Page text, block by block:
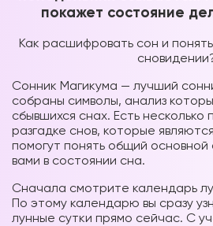
покажет состояние
Как расшифровать сон и
Сонник Магикума — лучший
собраны символы, анализ
сбывшихся снах. Есть несколько
разгадке снов, которые
помогут понять общий основной
вами в состоянии сна.
Сначала смотрите календарь
По этому календарю вы сразу
лунные сутки прямо сейчас. С